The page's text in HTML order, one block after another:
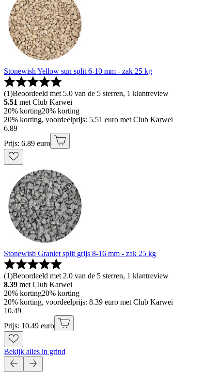
Stonewish Yellow sun split 6-10 mm - zak 25 kg
(1)Beoordeeld met 5.0 van de 5 sterren, 1 klantreview
5.51 met Club Karwei
20% korting20% korting
20% korting, voordeelprijs: 5.51 euro met Club Karwei
6.89
Prijs: 6.89 euro
Stonewish Graniet split grijs 8-16 mm - zak 25 kg
(1)Beoordeeld met 2.0 van de 5 sterren, 1 klantreview
8.39 met Club Karwei
20% korting20% korting
20% korting, voordeelprijs: 8.39 euro met Club Karwei
10.49
Prijs: 10.49 euro
Bekijk alles in grind